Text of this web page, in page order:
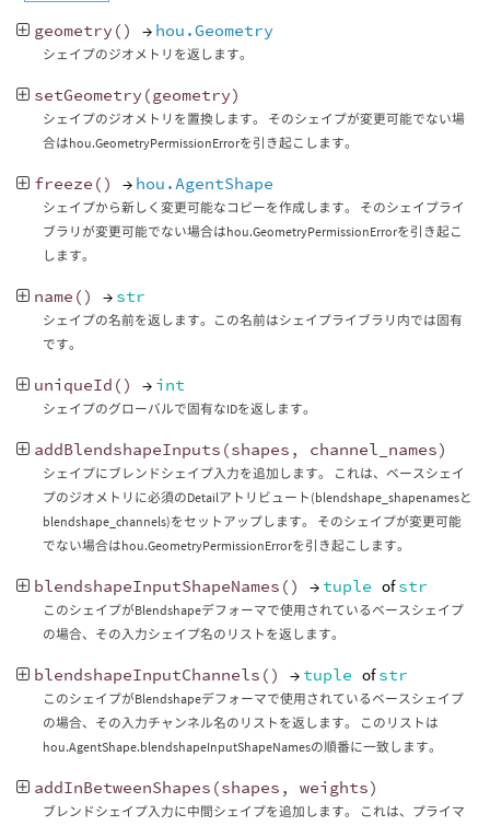
geometry () → hou.Geometry
シェイプのジオメトリを返します。
setGeometry (geometry)
シェイプのジオメトリを置換します。 そのシェイプが変更可能でない場
合はhou.GeometryPermissionErrorを引き起こします。
freeze () → hou.AgentShape
シェイプから新しく変更可能なコピーを作成します。 そのシェイプライ
ブラリが変更可能でない場合はhou.GeometryPermissionErrorを引き起こ
します。
name () → str
シェイプの名前を返します。この名前はシェイプライブラリ内では固有
です。
uniqueId () → int
シェイプのグローバルで固有なIDを返します。
addBlendshapeInputs (shapes , channel_names)
シェイプにブレンドシェイプ入力を追加します。 これは、ベースシェイ
プのジオメトリに必須のDetailアトリビュート(blendshape_shapenamesと
blendshape_channels)をセットアップします。 そのシェイプが変更可能
でない場合はhou.GeometryPermissionErrorを引き起こします。
blendshapeInputShapeNames () → tuple ofstr
このシェイプがBlendshapeデフォーマで使用されているベースシェイプ
の場合、その入力シェイプ名のリストを返します。
blendshapeInputChannels () → tuple ofstr
このシェイプがBlendshapeデフォーマで使用されているベースシェイプ
の場合、その入力チャンネル名のリストを返します。 このリストは
hou.AgentShape.blendshapeInputShapeNamesの順番に一致します。
addInBetweenShapes (shapes , weights)
ブレンドシェイプ入力に中間シェイプを追加します。 これは、プライマ